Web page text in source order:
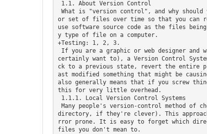
or set of files over time so that you can
use software source code as the files
y type of file on a computer.
+Testing: 1, 2, 3.
certainly want to), a Version Control
ck to a previous state, revert the entire
ast modified something that might be
also generally means that if you screw
this for very little overhead.
directory, if they're clever). This
rror prone. It is easy to forget which
files you don't mean to.